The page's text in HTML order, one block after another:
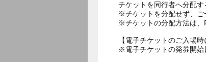
チケットを同行者へ分配
※チケットを分配せず、ご
※チケットの分配方法は、
【電子チケットのご入場時
※電子チケットの発券開始